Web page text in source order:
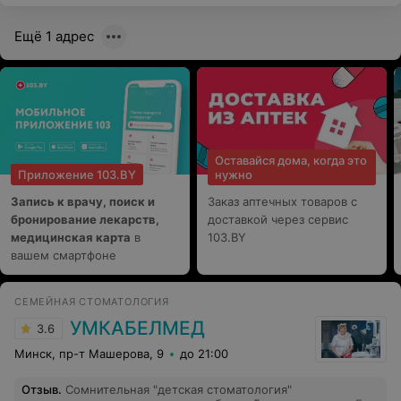
Ещё 1 адрес
Приложение 103.BY
Запись к врачу, поиск и
бронирование лекарств,
медицинская карта в
вашем смартфоне
Оставайся дома, когда это
нужно
Заказ аптечных товаров с
доставкой через сервис
103.BY
СЕМЕЙНАЯ СТОМАТОЛОГИЯ
3.6 УМКАБЕЛМЕД
Минск, пр-т Машерова, 9 до 21:00
Отзыв. Сомнительная "детская стоматология"